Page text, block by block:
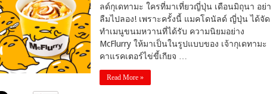
ลด์กุเดทามะ ใครที่มาเที่ยวญี่ปุ่น เดือนมิถุนา อย่า
ลืมไปลอง! เพราะครั้งนี้ แมคโดนัลด์ ญี่ปุ่น ได้จัด
ทำเมนูขนมหวานที่ได้รับ ความนิยมอย่าง
McFlurry ให้มาเป็นในรูปแบบของ เจ้ากุเดทามะ
คาแรคเตอร์ไข่ขี้เกียจ …
Read More »